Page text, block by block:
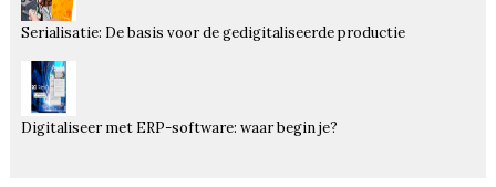
Serialisatie: De basis voor de gedigitaliseerde productie
Digitaliseer met ERP-software: waar begin je?